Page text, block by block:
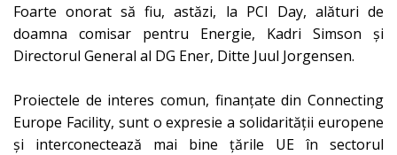
Foarte onorat să fiu, astăzi, la PCI Day, alături de
doamna comisar pentru Energie, Kadri Simson și
Directorul General al DG Ener, Ditte Juul Jorgensen.
Proiectele de interes comun, finanțate din Connecting
Europe Facility, sunt o expresie a solidarității europene
și interconectează mai bine țările UE în sectorul